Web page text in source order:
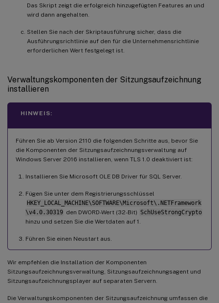
Das Skript zeigt die erfolgreich hinzugefügten Features an und
wird dann angehalten.
Stellen Sie nach der Skriptausführung sicher, dass die
Ausführungsrichtlinie auf den für die Unternehmensrichtlinie
erforderlichen Wert festgelegt ist.
Verwaltungskomponenten der Sitzungsaufzeichnung
installieren
HINWEIS:
Führen Sie ab Version 2110 die folgenden Schritte aus, bevor Sie
die Komponenten der Sitzungsaufzeichnungsverwaltung auf
Windows Server 2016 installieren, wenn TLS 1.0 deaktiviert ist:
Installieren Sie Microsoft OLE DB Driver für SQL Server.
Fügen Sie unter dem Registrierungsschlüssel
HKEY_LOCAL_MACHINE\SOFTWARE\Microsoft\.NETFramework
\v4.0.30319 den DWORD-Wert (32-Bit) SchUseStrongCrypto
hinzu und setzen Sie die Wertdaten auf 1.
Führen Sie einen Neustart aus.
Wir empfehlen die Installation der Komponenten
Sitzungsaufzeichnungsverwaltung, Sitzungsaufzeichnungsagent und
Sitzungsaufzeichnungsplayer auf separaten Servern.
Die Verwaltungskomponenten der Sitzungsaufzeichnung umfassen die